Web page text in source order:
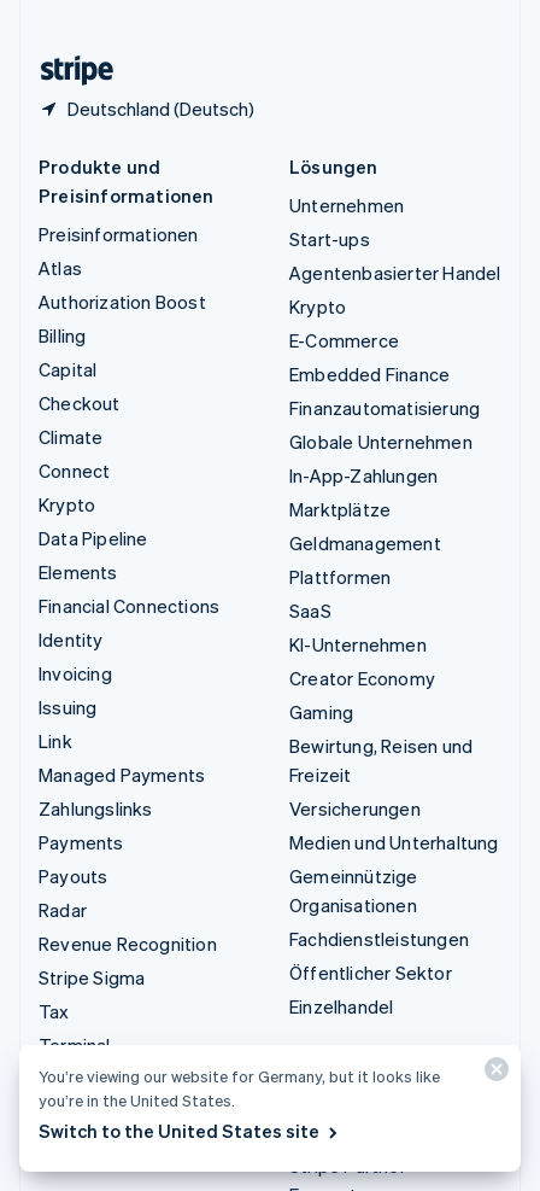
Deutschland (Deutsch)
Produkte und
Preisinformationen
Preisinformationen
Atlas
Authorization Boost
Billing
Capital
Checkout
Climate
Connect
Krypto
Data Pipeline
Elements
Financial Connections
Identity
Invoicing
Issuing
Link
Managed Payments
Zahlungslinks
Payments
Payouts
Radar
Revenue Recognition
Stripe Sigma
Tax
Terminal
Treasury
Lösungen
Unternehmen
Start-ups
Agentenbasierter Handel
Krypto
E-Commerce
Embedded Finance
Finanzautomatisierung
Globale Unternehmen
In-App-Zahlungen
Marktplätze
Geldmanagement
Plattformen
SaaS
KI-Unternehmen
Creator Economy
Gaming
Bewirtung, Reisen und
Freizeit
Versicherungen
Medien und Unterhaltung
Gemeinnützige
Organisationen
Fachdienstleistungen
Öffentlicher Sektor
Einzelhandel
Custom-Lösungen
Stripe App-Marktplatz
You’re viewing our website for Germany, but it looks like
you’re in the United States.
Switch to the United States site